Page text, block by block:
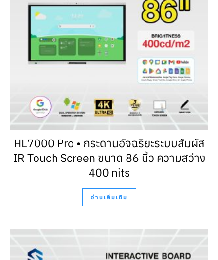
HL7000 Pro • กระดานอัจฉริยะระบบสัมผัส
IR Touch Screen ขนาด 86 นิ้ว ความสว่าง
400 nits
อ่านเพิ่มเติม